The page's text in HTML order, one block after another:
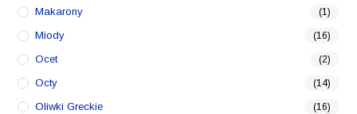
Makarony (1)
Miody (16)
Ocet (2)
Octy (14)
Oliwki Greckie (16)